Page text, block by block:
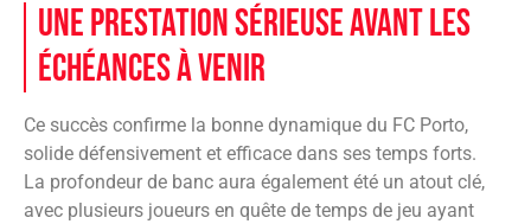
Une prestation sérieuse avant les
échéances à venir
Ce succès confirme la bonne dynamique du FC Porto,
solide défensivement et efficace dans ses temps forts.
La profondeur de banc aura également été un atout clé,
avec plusieurs joueurs en quête de temps de jeu ayant